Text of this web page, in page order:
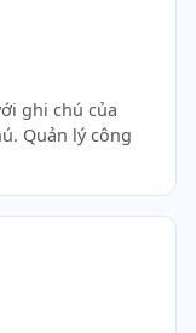
ghi chú của
Quản lý công